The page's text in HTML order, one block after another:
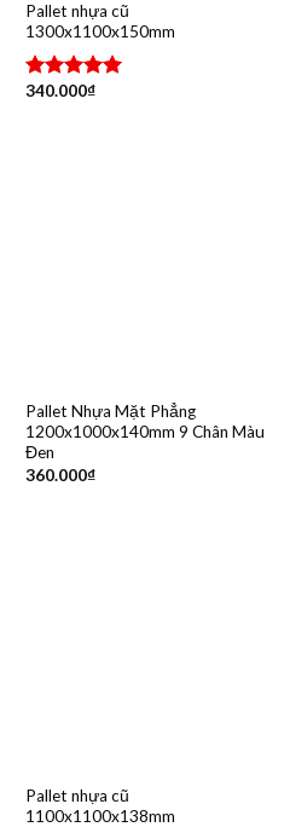
Pallet nhựa cũ
1300x1100x150mm
Được xếp
340.000₫
Pallet Nhựa Mặt Phẳng
1200x1000x140mm 9 Chân Màu
Đen
360.000₫
Pallet nhựa cũ
1100x1100x138mm